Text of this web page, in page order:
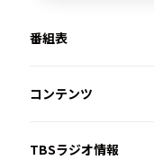
番組表
コンテンツ
TBSラジオ情報